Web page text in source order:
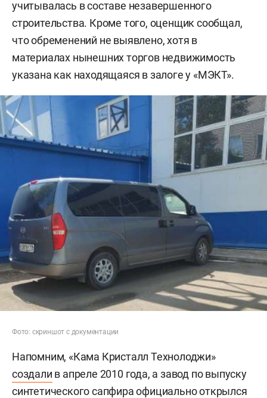
учитывалась в составе незавершенного
строительства. Кроме того, оценщик сообщал,
что обременений не выявлено, хотя в
материалах нынешних торгов недвижимость
указана как находящаяся в залоге у «МЭКТ».
Фото: скриншот с документации
Напомним, «Кама Кристалл Технолоджи»
создали в апреле 2010 года, а завод по выпуску
синтетического сапфира официально открылся